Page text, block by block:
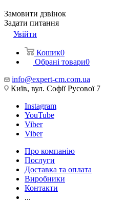
Замовити дзвінок
Задати питання
Увійти
Кошик0
Обрані товари0
info@expert-cm.com.ua
Київ, вул. Софії Русової 7
Instagram
YouTube
Viber
Viber
Про компанію
Послуги
Доставка та оплата
Виробники
Контакти
...